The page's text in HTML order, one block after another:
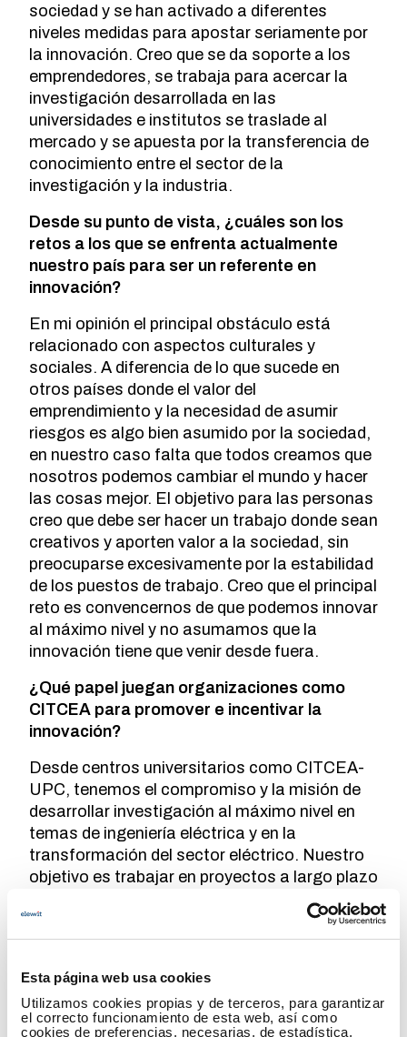
Esta página web usa cookies
Utilizamos cookies propias y de terceros, para garantizar
el correcto funcionamiento de esta web, así como
cookies de preferencias, necesarias, de estadística,
sociedad y se han activado a diferentes
niveles medidas para apostar seriamente por
la innovación. Creo que se da soporte a los
emprendedores, se trabaja para acercar la
investigación desarrollada en las
universidades e institutos se traslade al
mercado y se apuesta por la transferencia de
conocimiento entre el sector de la
investigación y la industria.
Desde su punto de vista, ¿cuáles son los
retos a los que se enfrenta actualmente
nuestro país para ser un referente en
innovación?
En mi opinión el principal obstáculo está
relacionado con aspectos culturales y
sociales. A diferencia de lo que sucede en
otros países donde el valor del
emprendimiento y la necesidad de asumir
riesgos es algo bien asumido por la sociedad,
en nuestro caso falta que todos creamos que
nosotros podemos cambiar el mundo y hacer
las cosas mejor. El objetivo para las personas
creo que debe ser hacer un trabajo donde sean
creativos y aporten valor a la sociedad, sin
preocuparse excesivamente por la estabilidad
de los puestos de trabajo. Creo que el principal
reto es convencernos de que podemos innovar
al máximo nivel y no asumamos que la
innovación tiene que venir desde fuera.
¿Qué papel juegan organizaciones como
CITCEA para promover e incentivar la
innovación?
Desde centros universitarios como CITCEA-
UPC, tenemos el compromiso y la misión de
desarrollar investigación al máximo nivel en
temas de ingeniería eléctrica y en la
transformación del sector eléctrico. Nuestro
objetivo es trabajar en proyectos a largo plazo
conceptualizando la red y los sistemas
eléctricos del futuro, y también a corto-medio
plazo aportando soluciones y herramientas a
Un tema central para nosotros es cómo
podemos desarrollar un sistema energético
con penetraciones muy elevadas de